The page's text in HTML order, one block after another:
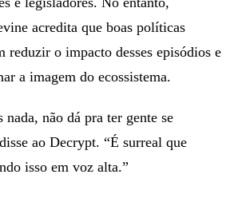
acredita que boas políticas
reduzir o impacto desses episódios e
a imagem do ecossistema.
nada, não dá pra ter gente se
ao Decrypt. “É surreal que
isso em voz alta.”